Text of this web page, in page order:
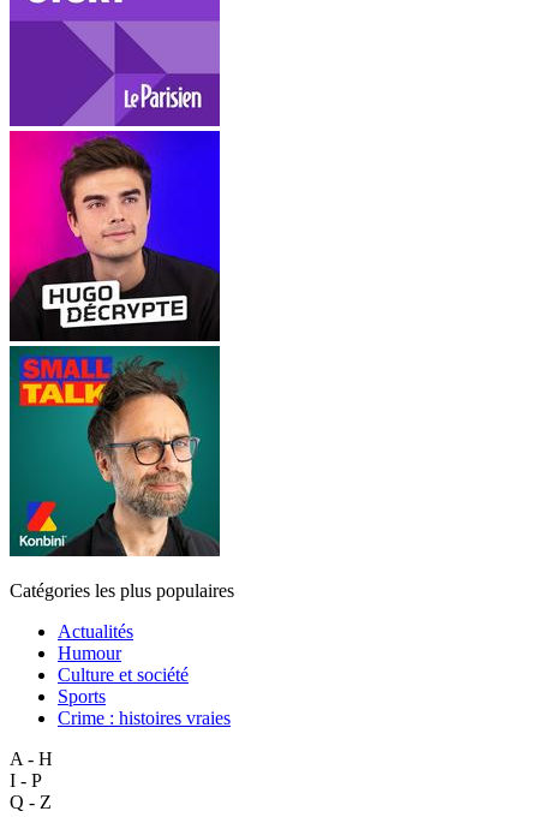
Catégories les plus populaires
Actualités
Humour
Culture et société
Sports
Crime : histoires vraies
A - H
I - P
Q - Z